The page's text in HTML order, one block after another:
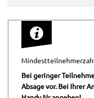
Bei geringer
Absage vor. Bei Ihrer